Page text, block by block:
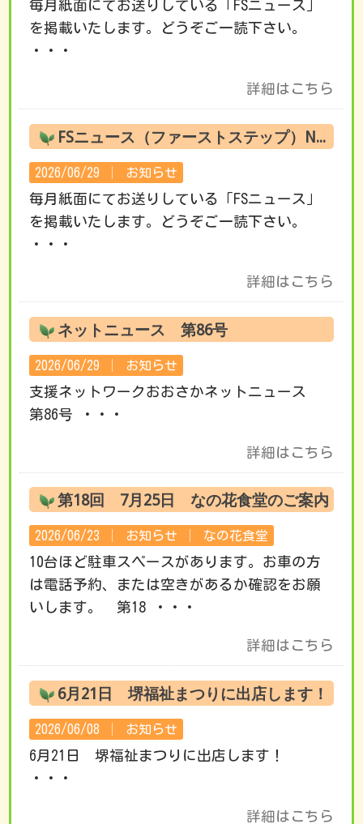
毎月紙面にてお送りしている「FSニュース」
を掲載いたします。どうぞご一読下さい。
・・・
詳細はこちら
FSニュース（ファーストステップ）No.221 7月の活動です
2026/06/29 │ お知らせ
毎月紙面にてお送りしている「FSニュース」
を掲載いたします。どうぞご一読下さい。
・・・
詳細はこちら
ネットニュース 第86号
2026/06/29 │ お知らせ
支援ネットワークおおさかネットニュース
第86号 ・・・
詳細はこちら
第18回 7月25日 なの花食堂のご案内
2026/06/23 │ お知らせ なの花食堂
10台ほど駐車スペースがあります。お車の方
は電話予約、または空きがあるか確認をお願
いします。 第18 ・・・
詳細はこちら
6月21日 堺福祉まつりに出店します！
2026/06/08 │ お知らせ
6月21日 堺福祉まつりに出店します！
・・・
詳細はこちら